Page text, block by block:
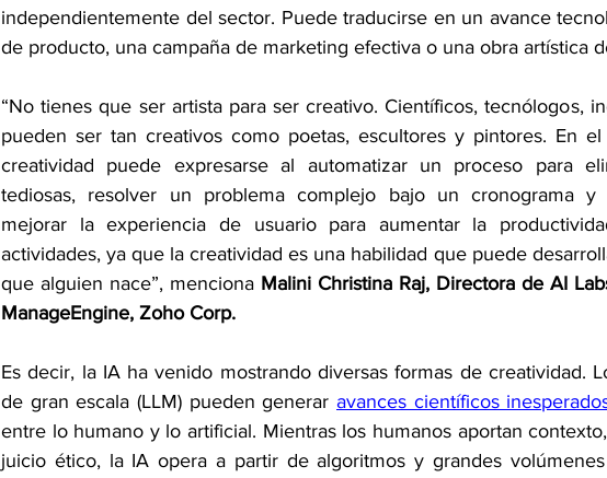
independientemente del sector. Puede traducirse en un avance
de producto, una campaña de marketing efectiva o una obra artística
“No tienes que ser artista para ser creativo. Científicos, tecnólogos,
pueden ser tan creativos como poetas, escultores y pintores. En
creatividad puede expresarse al automatizar un proceso para
tediosas, resolver un problema complejo bajo un cronograma y
mejorar la experiencia de usuario para aumentar la
actividades, ya que la creatividad es una habilidad que puede
que alguien nace”, menciona Malini Christina Raj, Directora de AI
ManageEngine, Zoho Corp.
Es decir, la IA ha venido mostrando diversas formas de creatividad.
de gran escala (LLM) pueden generar avances científicos
entre lo humano y lo artificial. Mientras los humanos aportan
juicio ético, la IA opera a partir de algoritmos y grandes